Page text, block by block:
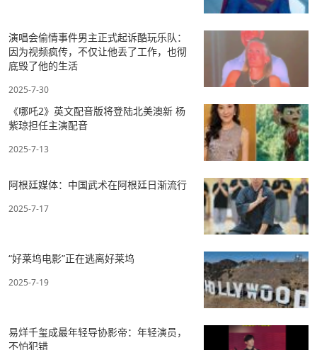
演唱会偷情事件男主正式起诉酷玩乐队：
因为视频疯传，不仅让他丢了工作，也彻
底毁了他的生活
2025-7-30
《哪吒2》英文配音版将登陆北美澳新 杨
紫琼担任主演配音
2025-7-13
阿根廷媒体：中国武术在阿根廷日渐流行
2025-7-17
“好莱坞电影”正在逃离好莱坞
2025-7-19
易烊千玺成最年轻导协影帝：年轻演员，
不怕犯错